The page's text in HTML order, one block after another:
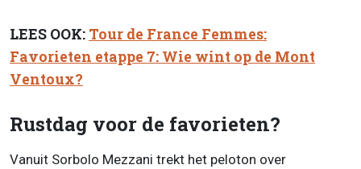
LEES OOK: Tour de France Femmes:
Favorieten etappe 7: Wie wint op de Mont
Ventoux?
Rustdag voor de favorieten?
Vanuit Sorbolo Mezzani trekt het peloton over